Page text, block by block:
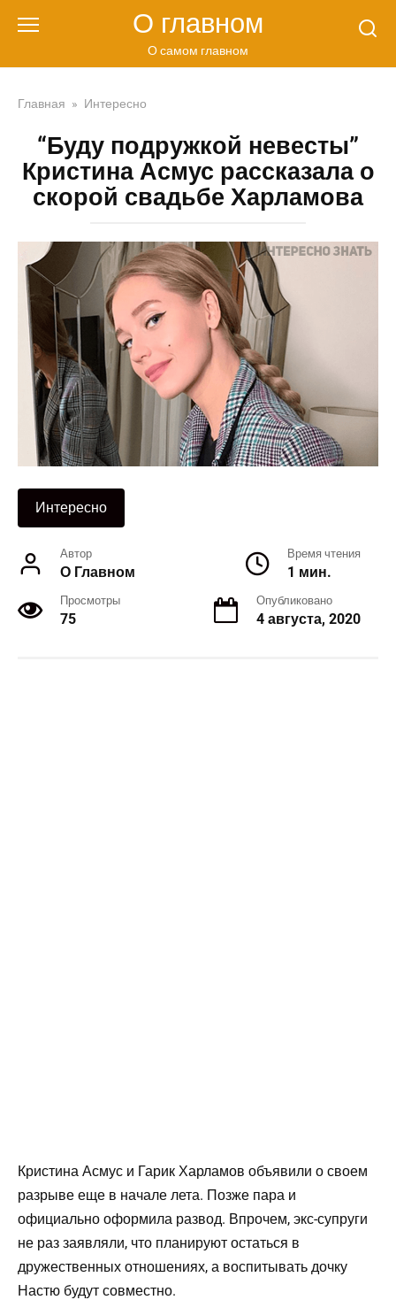
О главном
О самом главном
Главная » Интересно
“Буду подружкой невесты”
Кристина Асмус рассказала о
скорой свадьбе Харламова
Интересно
Автор
О Главном
Время чтения
1 мин.
Просмотры
75
Опубликовано
4 августа, 2020
Кристина Асмус и Гарик Харламов объявили о своем
разрыве еще в начале лета. Позже пара и
официально оформила развод. Впрочем, экс-супруги
не раз заявляли, что планируют остаться в
дружественных отношениях, а воспитывать дочку
Настю будут совместно.